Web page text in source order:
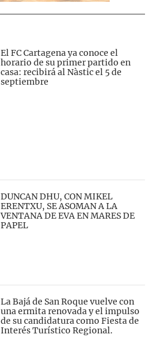
El FC Cartagena ya conoce el
horario de su primer partido en
casa: recibirá al Nàstic el 5 de
septiembre
DUNCAN DHU, CON MIKEL
ERENTXU, SE ASOMAN A LA
VENTANA DE EVA EN MARES DE
PAPEL
La Bajá de San Roque vuelve con
una ermita renovada y el impulso
de su candidatura como Fiesta de
Interés Turístico Regional.